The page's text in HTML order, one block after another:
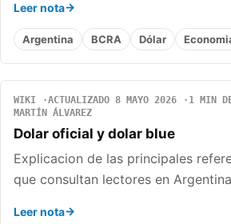
Leer nota
Argentina BCRA Dólar
WIKI ACTUALIZADO 8 MAYO 2026
1 MIN
MARTÍN ÁLVAREZ
Dolar oficial y dolar blue
Explicacion de las principales
que consultan lectores en
Leer nota